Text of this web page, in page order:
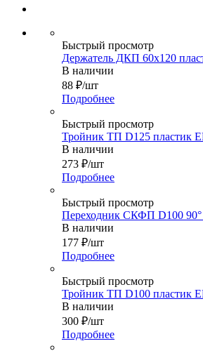
Быстрый просмотр
Держатель ДКП 60х120
В наличии
88 ₽/шт
Подробнее
Быстрый просмотр
Тройник ТП D125 пластик
В наличии
273 ₽/шт
Подробнее
Быстрый просмотр
Переходник СКФП D100 90°
В наличии
177 ₽/шт
Подробнее
Быстрый просмотр
Тройник ТП D100 пластик
В наличии
300 ₽/шт
Подробнее